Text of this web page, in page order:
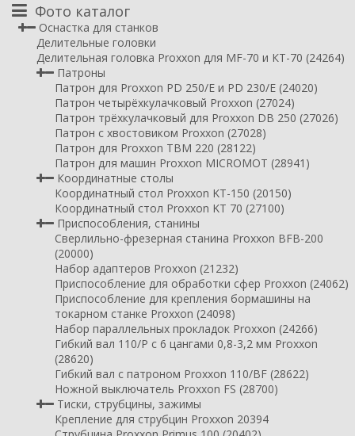
Фото каталог
Оснастка для станков
Делительные головки
Делительная головка Proxxon для MF-70 и КТ-70 (24264)
Патроны
Патрон для Proxxon PD 250/E и PD 230/E (24020)
Патрон четырёхкулачковый Proxxon (27024)
Патрон трёхкулачковый для Proxxon DB 250 (27026)
Патрон с хвостовиком Proxxon (27028)
Патрон для Proxxon TBM 220 (28122)
Патрон для машин Proxxon MICROMOT (28941)
Координатные столы
Координатный стол Proxxon KT-150 (20150)
Координатный стол Proxxon KT 70 (27100)
Приспособления, станины
Сверлильно-фрезерная станина Proxxon BFB-200
(20000)
Набор адаптеров Proxxon (21232)
Приспособление для обработки сфер Proxxon (24062)
Приспособление для крепления бормашины на
токарном станке Proxxon (24098)
Набор параллельных прокладок Proxxon (24266)
Гибкий вал 110/P с 6 цангами 0,8-3,2 мм Proxxon
(28620)
Гибкий вал с патроном Proxxon 110/BF (28622)
Ножной выключатель Proxxon FS (28700)
Тиски, струбцины, зажимы
Крепление для струбцин Proxxon 20394